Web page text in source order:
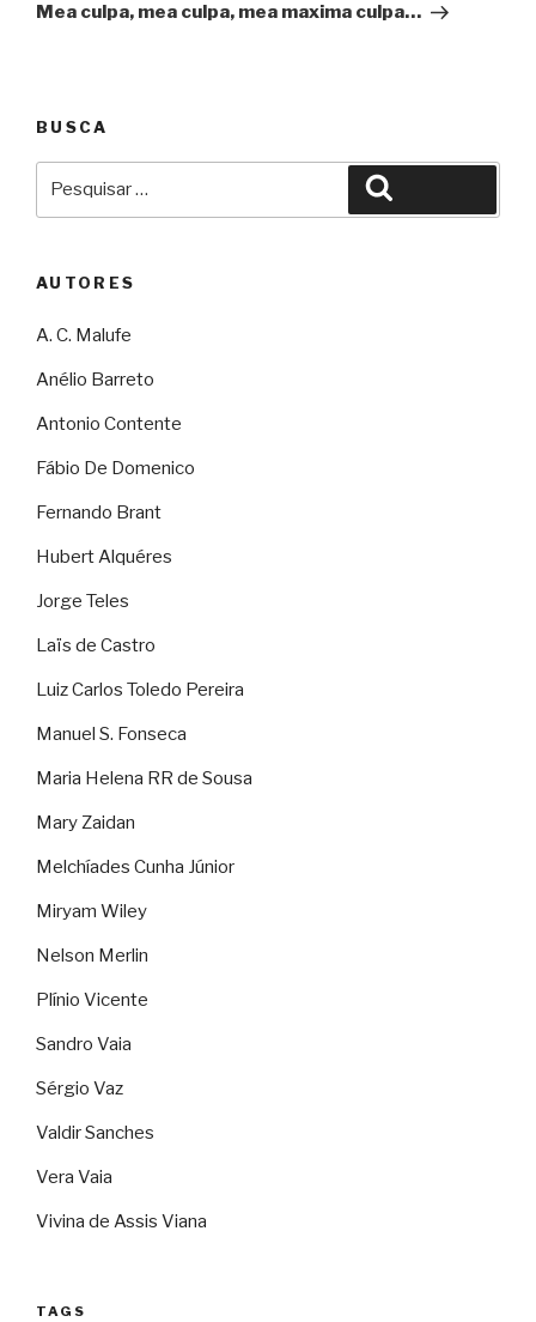
Mea culpa, mea culpa, mea maxima culpa…
BUSCA
AUTORES
A. C. Malufe
Anélio Barreto
Antonio Contente
Fábio De Domenico
Fernando Brant
Hubert Alquéres
Jorge Teles
Laïs de Castro
Luiz Carlos Toledo Pereira
Manuel S. Fonseca
Maria Helena RR de Sousa
Mary Zaidan
Melchíades Cunha Júnior
Miryam Wiley
Nelson Merlin
Plínio Vicente
Sandro Vaia
Sérgio Vaz
Valdir Sanches
Vera Vaia
Vivina de Assis Viana
TAGS